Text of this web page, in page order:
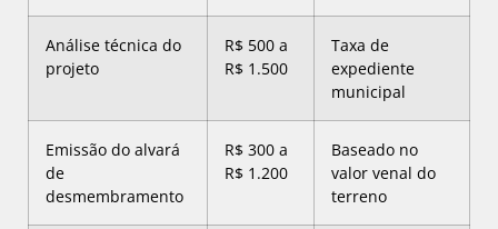
Análise técnica do
projeto
R$ 500 a
R$ 1.500
Taxa de
expediente
municipal
Emissão do alvará
de
desmembramento
R$ 300 a
R$ 1.200
Baseado no
valor venal do
terreno